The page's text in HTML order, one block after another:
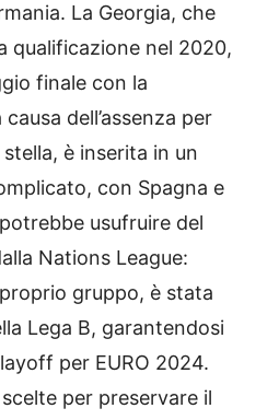
La Georgia, che
qualificazione nel 2020,
finale con la
dell’assenza per
è inserita in un
con Spagna e
usufruire del
Nations League:
gruppo, è stata
Lega B, garantendosi
per EURO 2024.
per preservare il